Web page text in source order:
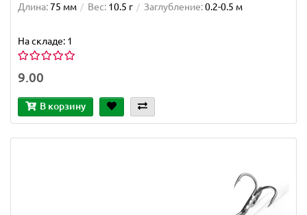
Длина:75 мм Вес: 10.5 г Заглубление:0.2-0.5 м
На складе: 1
9.00
В корзину